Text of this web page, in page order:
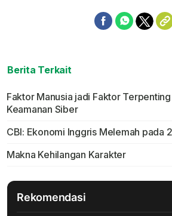
Berita Terkait
Faktor Manusia jadi Faktor
Keamanan Siber
CBI: Ekonomi Inggris Melemah pada
Makna Kehilangan Karakter
Rekomendasi